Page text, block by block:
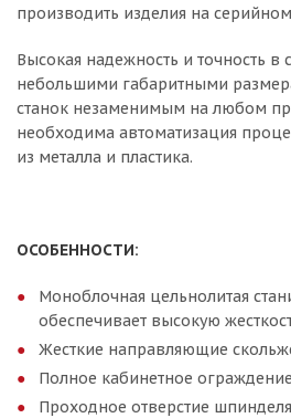
производить изделия на
Высокая надежность и точность в
небольшими габаритными
станок незаменимым на любом
необходима автоматизация
из металла и пластика.
ОСОБЕННОСТИ:
Моноблочная цельнолитая
обеспечивает высокую
Жесткие направляющие
Полное кабинетное
Проходное отверстие